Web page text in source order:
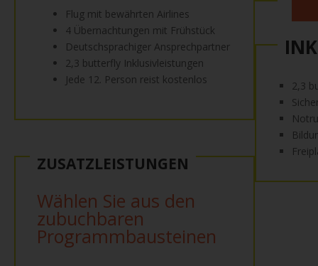
Flug mit bewährten Airlines
4 Übernachtungen mit Frühstück
Deutschsprachiger Ansprechpartner
2,3 butterfly Inklusivleistungen
Jede 12. Person reist kostenlos
ZUSATZLEISTUNGEN
Wählen Sie aus den
zubuchbaren
Programmbausteinen
2,3